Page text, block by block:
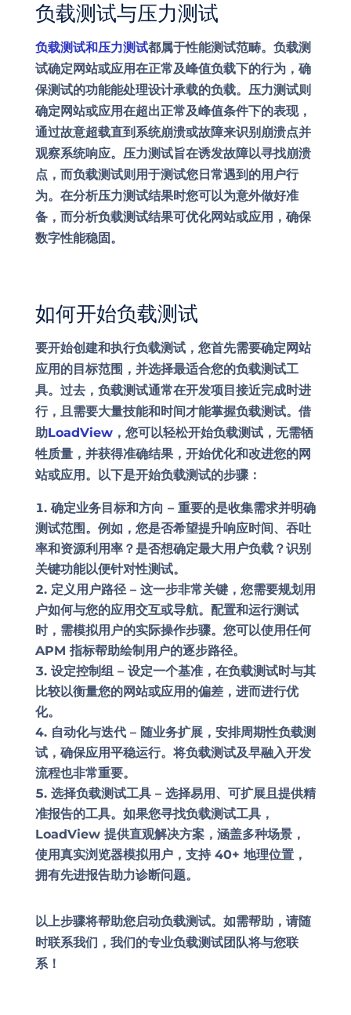
负载测试与压力测试
负载测试和压力测试都属于性能测试范畴。负载测
试确定网站或应用在正常及峰值负载下的行为，确
保测试的功能能处理设计承载的负载。压力测试则
确定网站或应用在超出正常及峰值条件下的表现，
通过故意超载直到系统崩溃或故障来识别崩溃点并
观察系统响应。压力测试旨在诱发故障以寻找崩溃
点，而负载测试则用于测试您日常遇到的用户行
为。在分析压力测试结果时您可以为意外做好准
备，而分析负载测试结果可优化网站或应用，确保
数字性能稳固。
如何开始负载测试
要开始创建和执行负载测试，您首先需要确定网站
应用的目标范围，并选择最适合您的负载测试工
具。过去，负载测试通常在开发项目接近完成时进
行，且需要大量技能和时间才能掌握负载测试。借
助LoadView，您可以轻松开始负载测试，无需牺
牲质量，并获得准确结果，开始优化和改进您的网
站或应用。以下是开始负载测试的步骤：
确定业务目标和方向 –重要的是收集需求并明确
测试范围。例如，您是否希望提升响应时间、吞吐
率和资源利用率？是否想确定最大用户负载？识别
关键功能以便针对性测试。
定义用户路径 –这一步非常关键，您需要规划用
户如何与您的应用交互或导航。配置和运行测试
时，需模拟用户的实际操作步骤。您可以使用任何
APM 指标帮助绘制用户的逐步路径。
设定控制组 –设定一个基准，在负载测试时与其
比较以衡量您的网站或应用的偏差，进而进行优
化。
自动化与迭代 –随业务扩展，安排周期性负载测
试，确保应用平稳运行。将负载测试及早融入开发
流程也非常重要。
选择负载测试工具 –选择易用、可扩展且提供精
准报告的工具。如果您寻找负载测试工具，
LoadView 提供直观解决方案，涵盖多种场景，
使用真实浏览器模拟用户，支持 40+ 地理位置，
拥有先进报告助力诊断问题。
以上步骤将帮助您启动负载测试。如需帮助，请随
时联系我们，我们的专业负载测试团队将与您联
系！